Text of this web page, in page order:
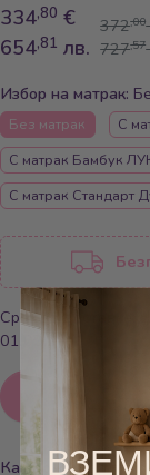
334,80 €
654,81 лв.
372,00
727,57
Избор на матрак:
Без матрак
С
С матрак Бамбук
С матрак Стандарт
Срок за доставка:
01.09.26г.
Как можем да